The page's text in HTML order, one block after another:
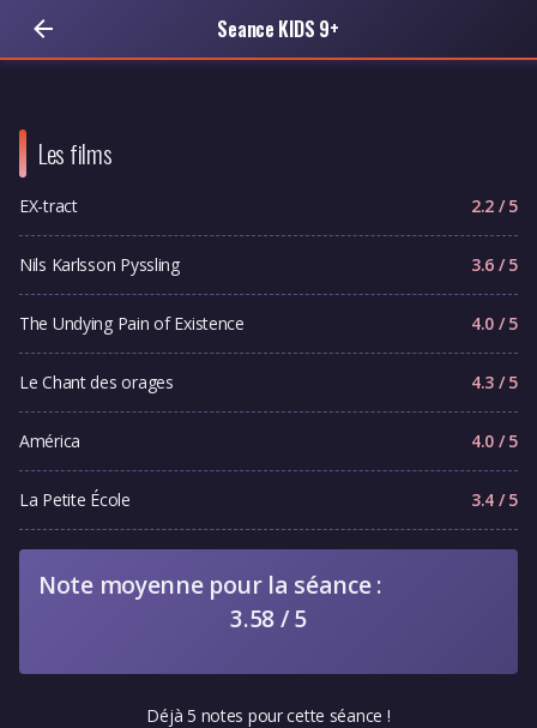
Seance KIDS 9+
Les films
EX-tract 2.2 / 5
Nils Karlsson Pyssling 3.6 / 5
The Undying Pain of Existence 4.0 / 5
Le Chant des orages 4.3 / 5
América 4.0 / 5
La Petite École 3.4 / 5
Note moyenne pour la séance :
3.58 / 5
Déjà 5 notes pour cette séance !